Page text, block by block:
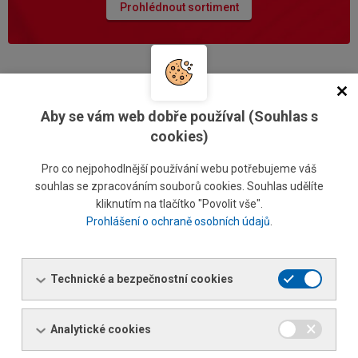
Prohlédnout sortiment
Tel.: +420 585 176 264 / 726 156 264
+420 602 510 014
stanislav.hlavinka@ferona.cz
Dělení euronosičů Olomouc
Aby se vám web dobře používal (Souhlas s
cookies)
Pro co nejpohodlnější používání webu potřebujeme váš
souhlas se zpracováním souborů cookies. Souhlas udělíte
kliknutím na tlačítko "Povolit vše".
Prohlášení o ochraně osobních údajů
Technické a bezpečnostní cookies
Analytické cookies